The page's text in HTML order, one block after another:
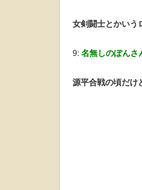
女剣闘士とかいう
9: 名無しのぽんさ
源平合戦の頃だけ